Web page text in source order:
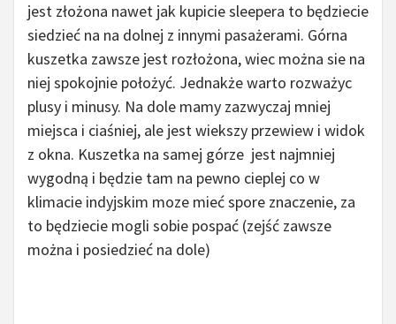
jest złożona nawet jak kupicie sleepera to będziecie
siedzieć na na dolnej z innymi pasażerami. Górna
kuszetka zawsze jest rozłożona, wiec można sie na
niej spokojnie położyć. Jednakże warto rozważyc
plusy i minusy. Na dole mamy zazwyczaj mniej
miejsca i ciaśniej, ale jest wiekszy przewiew i widok
z okna. Kuszetka na samej górze jest najmniej
wygodną i będzie tam na pewno cieplej co w
klimacie indyjskim moze mieć spore znaczenie, za
to będziecie mogli sobie pospać (zejść zawsze
można i posiedzieć na dole)